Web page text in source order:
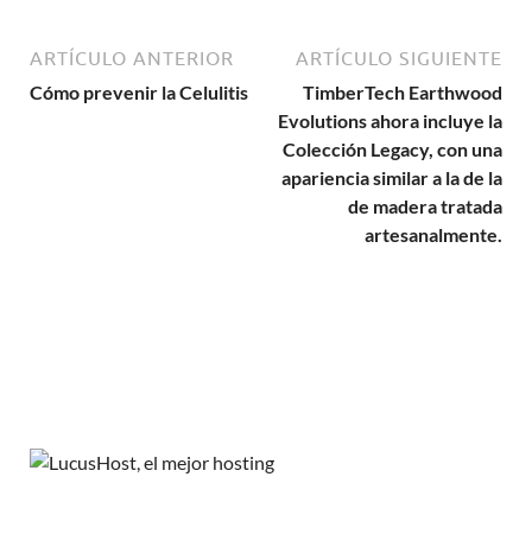
ARTÍCULO ANTERIOR
Cómo prevenir la Celulitis
ARTÍCULO SIGUIENTE
TimberTech Earthwood
Evolutions ahora incluye la
Colección Legacy, con una
apariencia similar a la de la
de madera tratada
artesanalmente.